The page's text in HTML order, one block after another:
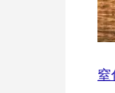
窒